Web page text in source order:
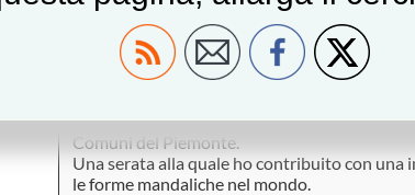
spesso anche un occhio adulto avvezzo alla
Corollario di questa esperienza e’ stata una
intensita’ curata dal fotografo Davide Dutto
resa possibile grazie all’interessamento di
e curiose del Buddismo, alla generosita’ del
radicale Adelaide Aglietta che da anni
Comuni del Piemonte.
Una serata alla quale ho contribuito con una
le forme mandaliche nel mondo.